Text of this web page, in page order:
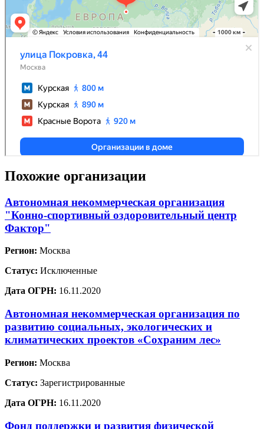
Похожие организации
Автономная некоммерческая организация
"Конно-спортивный оздоровительный центр
Фактор"
Регион: Москва
Статус: Исключенные
Дата ОГРН: 16.11.2020
Автономная некоммерческая организация по
развитию социальных, экологических и
климатических проектов «Сохраним лес»
Регион: Москва
Статус: Зарегистрированные
Дата ОГРН: 16.11.2020
Фонд поддержки и развития физической